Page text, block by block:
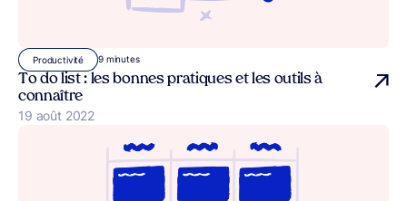
Productivité 9 minutes
To do list : les bonnes pratiques et les outils à
connaître
Publié le
19 août 2022